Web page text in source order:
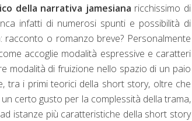
della narrativa jamesiana ricchissimo di
infatti di numerosi spunti e possibilità di
racconto o romanzo breve? Personalmente
accoglie modalità espressive e caratteri
modalità di fruizione nello spazio di un paio
tra i primi teorici della short story, oltre che
certo gusto per la complessità della trama,
istanze più caratteristiche della short story